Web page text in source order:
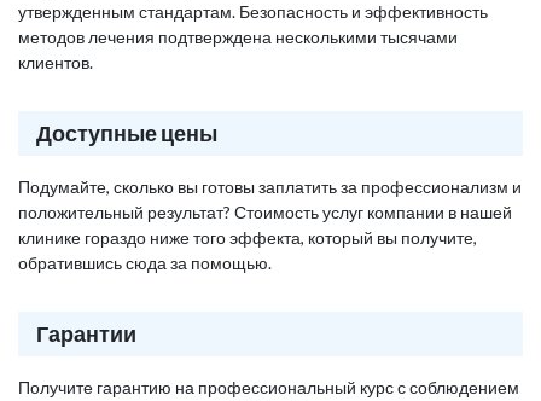
утвержденным стандартам. Безопасность и эффективность
методов лечения подтверждена несколькими тысячами
клиентов.
Доступные цены
Подумайте, сколько вы готовы заплатить за профессионализм и
положительный результат? Стоимость услуг компании в нашей
клинике гораздо ниже того эффекта, который вы получите,
обратившись сюда за помощью.
Гарантии
Получите гарантию на профессиональный курс с соблюдением